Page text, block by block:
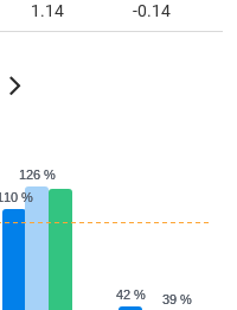
1.14 -0.14
%
%
42 %
42 %
126 %
126 %
39 %
39 %